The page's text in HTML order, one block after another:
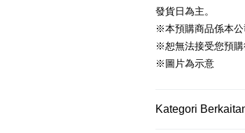
Pilihan
全家取貨付款
NT$65/pesanan |
付款後全家取貨
發貨日為主。
※本預購商品係本
※恕無法接受您預
※圖片為示意
Kategori